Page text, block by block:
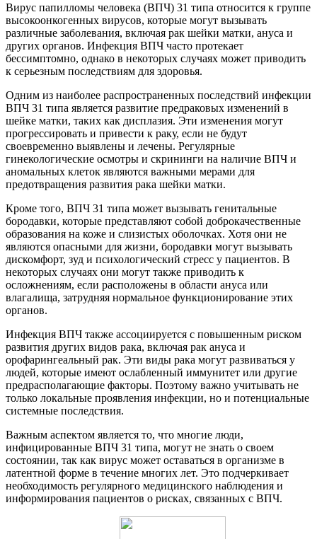
Вирус папилломы человека (ВПЧ) 31 типа относится к группе
высокоонкогенных вирусов, которые могут вызывать
различные заболевания, включая рак шейки матки, ануса и
других органов. Инфекция ВПЧ часто протекает
бессимптомно, однако в некоторых случаях может приводить
к серьезным последствиям для здоровья.
Одним из наиболее распространенных последствий инфекции
ВПЧ 31 типа является развитие предраковых изменений в
шейке матки, таких как дисплазия. Эти изменения могут
прогрессировать и привести к раку, если не будут
своевременно выявлены и лечены. Регулярные
гинекологические осмотры и скрининги на наличие ВПЧ и
аномальных клеток являются важными мерами для
предотвращения развития рака шейки матки.
Кроме того, ВПЧ 31 типа может вызывать генитальные
бородавки, которые представляют собой доброкачественные
образования на коже и слизистых оболочках. Хотя они не
являются опасными для жизни, бородавки могут вызывать
дискомфорт, зуд и психологический стресс у пациентов. В
некоторых случаях они могут также приводить к
осложнениям, если расположены в области ануса или
влагалища, затрудняя нормальное функционирование этих
органов.
Инфекция ВПЧ также ассоциируется с повышенным риском
развития других видов рака, включая рак ануса и
орофарингеальный рак. Эти виды рака могут развиваться у
людей, которые имеют ослабленный иммунитет или другие
предрасполагающие факторы. Поэтому важно учитывать не
только локальные проявления инфекции, но и потенциальные
системные последствия.
Важным аспектом является то, что многие люди,
инфицированные ВПЧ 31 типа, могут не знать о своем
состоянии, так как вирус может оставаться в организме в
латентной форме в течение многих лет. Это подчеркивает
необходимость регулярного медицинского наблюдения и
информирования пациентов о рисках, связанных с ВПЧ.